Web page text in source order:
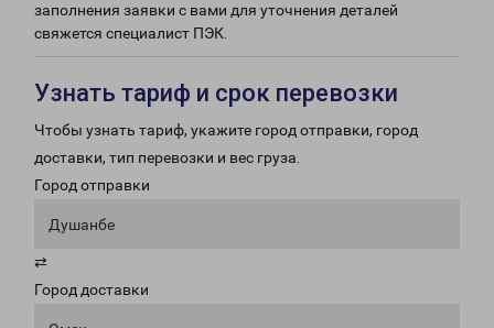
заполнения заявки с вами для уточнения деталей
свяжется специалист ПЭК.
Узнать тариф и срок перевозки
Чтобы узнать тариф, укажите город отправки, город
доставки, тип перевозки и вес груза.
Город отправки
Душанбе
⇄
Город доставки